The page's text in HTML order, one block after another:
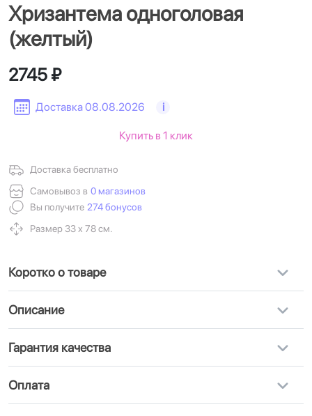
Хризантема одноголовая
(желтый)
Доставка 08.08.2026 i
2745 ₽
Доставка бесплатно
Самовывоз в 0 магазинов
Вы получите 274 бонусов
Размер 33 х 78 см.
Купить в 1 клик
Коротко о товаре
Описание
Гарантия качества
Оплата